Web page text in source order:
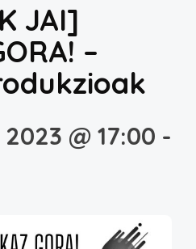
JAI]
–
@ 17:00 -